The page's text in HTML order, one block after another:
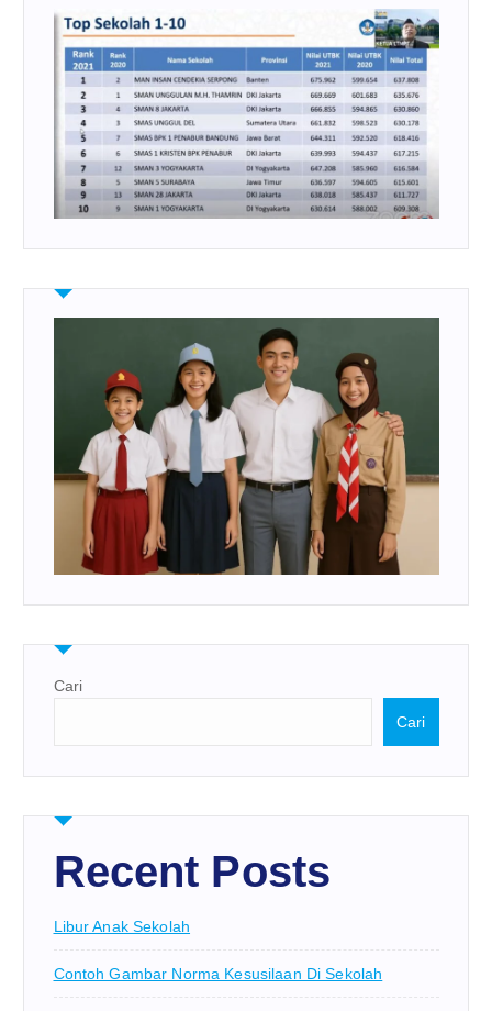
Cari
Cari
Recent Posts
Libur Anak Sekolah
Contoh Gambar Norma Kesusilaan Di Sekolah